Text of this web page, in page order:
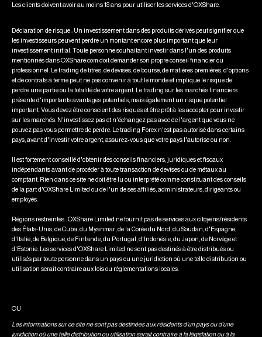
Les clients doivent avoir au moins 18 ans pour utiliser les services d'OXShare.
Déclaration de risque : Un investissement dans des produits dérivés peut signifier que
les investisseurs peuvent perdre un montant encore plus important que leur
investissement initial. Toute personne souhaitant investir dans l'un des produits
mentionnés dans OXShare.com doit demander son propre conseil financier ou
professionnel. Le trading de titres, de devises, de bourse, de matières premières, d'options
et de contrats à terme peut ne pas convenir à tout le monde et implique le risque de
perdre une partie ou la totalité de votre argent. Le trading sur les marchés financiers
présente d'importants avantages potentiels, mais également un risque potentiel
important. Vous devez être conscient des risques et être prêt à les accepter pour investir
sur les marchés. N'investissez pas et n'échangez pas avec de l'argent que vous ne
pouvez pas vous permettre de perdre. Le trading Forex n'est pas autorisé dans certains
pays, avant d'investir votre argent, assurez-vous que votre pays l'autorise ou non.
Il est fortement conseillé d'obtenir des conseils financiers, juridiques et fiscaux
indépendants avant de procéder à toute transaction de devises ou de métaux au
comptant. Rien dans ce site ne doit être lu ou interprété comme constituant des conseils
de la part d'OXShare Limited ou de l'un de ses affiliés, administrateurs, dirigeants ou
employés.
Régions restreintes : OXShare Limited ne fournit pas de services aux citoyens/résidents
des États-Unis, de Cuba, du Myanmar, de la Corée du Nord, du Soudan, d'Espagne,
d'Italie, de Belgique, de Finlande, du Portugal, d'Indonésie, du Japon, de Norvège et
d'Estonie. Les services d'OXShare Limited ne sont pas destinés à être distribués ou
utilisés par toute personne dans un pays ou une juridiction où une telle distribution ou
utilisation serait contraire aux lois ou réglementations locales.
OU
Les informations sur ce site ne sont pas destinées aux résidents d'un pays ou d'une
juridiction où une telle distribution ou utilisation serait contraire à la législation ou à la